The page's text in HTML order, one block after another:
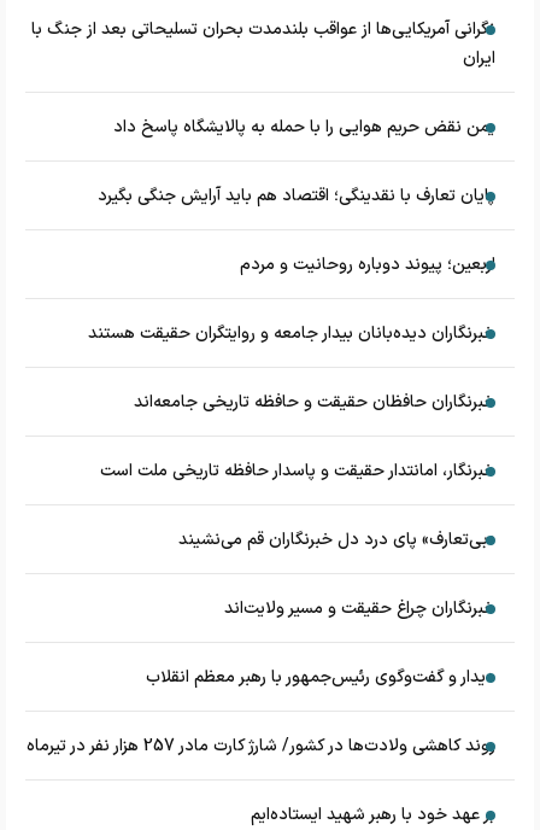
نگرانی آمریکایی‌ها از عواقب بلندمدت بحران تسلیحاتی بعد از جنگ با
ایران
یمن نقض حریم هوایی را با حمله به پالایشگاه پاسخ داد
پایان تعارف با نقدینگی؛ اقتصاد هم باید آرایش جنگی بگیرد
اربعین؛ پیوند دوباره روحانیت و مردم
خبرنگاران دیده‌بانان بیدار جامعه و روایتگران حقیقت هستند
خبرنگاران حافظان حقیقت و حافظه تاریخی جامعه‌اند
خبرنگار، امانتدار حقیقت و پاسدار حافظه تاریخی ملت است
«بی‌تعارف» پای درد دل خبرنگاران قم می‌نشیند
خبرنگاران چراغ حقیقت و مسیر ولایت‌اند
دیدار و گفت‌وگوی رئیس‌جمهور با رهبر معظم انقلاب
روند کاهشی ولادت‌ها در کشور/ شارژ کارت مادر 257 هزار نفر در تیرماه
بر عهد خود با رهبر شهید ایستاده‌ایم